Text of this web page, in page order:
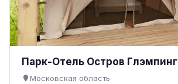
Парк-Отель Остров Глэмпинг
Московская область